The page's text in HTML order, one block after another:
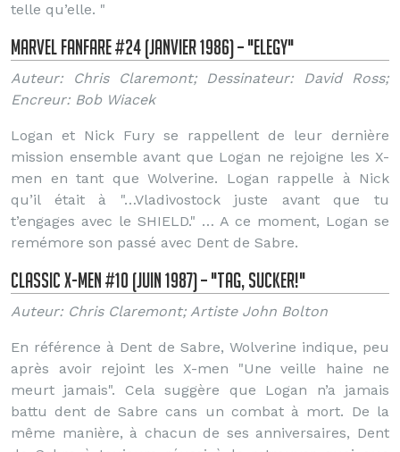
telle qu’elle. "
Marvel Fanfare #24 (Janvier 1986) – "Elegy"
Auteur: Chris Claremont; Dessinateur: David Ross;
Encreur: Bob Wiacek
Logan et Nick Fury se rappellent de leur dernière
mission ensemble avant que Logan ne rejoigne les X-
men en tant que Wolverine. Logan rappelle à Nick
qu’il était à "…Vladivostock juste avant que tu
t’engages avec le SHIELD." … A ce moment, Logan se
remémore son passé avec Dent de Sabre.
Classic X-Men #10 (Juin 1987) – "Tag, Sucker!"
Auteur: Chris Claremont; Artiste John Bolton
En référence à Dent de Sabre, Wolverine indique, peu
après avoir rejoint les X-men "Une veille haine ne
meurt jamais". Cela suggère que Logan n’a jamais
battu dent de Sabre cans un combat à mort. De la
même manière, à chacun de ses anniversaires, Dent